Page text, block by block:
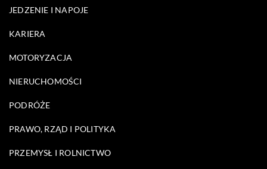
JEDZENIE I NAPOJE
KARIERA
MOTORYZACJA
NIERUCHOMOŚCI
PODRÓŻE
PRAWO, RZĄD I POLITYKA
PRZEMYSŁ I ROLNICTWO